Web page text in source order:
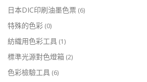
日本DIC印刷油墨色票 (6)
特殊的色彩 (0)
紡織用色彩工具 (1)
標準光源對色燈箱 (2)
色彩檢驗工具 (6)